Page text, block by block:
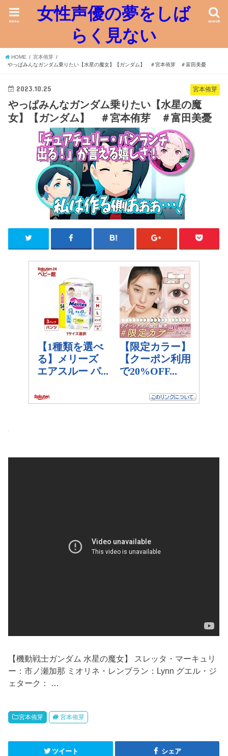
女性声優の夢をしば
らく見ない
search
menu
HOME
宮本侑芽
やっぱみんなガンダム乗りたい【水星の魔女】【ガンダム】 ＃宮本侑芽 ＃富田美憂
宮本侑芽
2023.10.25
やっぱみんなガンダム乗りたい【水星の魔
女】【ガンダム】 ＃宮本侑芽 ＃富田美憂
【機動戦士ガンダム 水星の魔女】 スレッタ・マーキュリ
ー：市ノ瀬加那 ミオリネ・レンブラン：Lynn グエル・ジ
ェターク： …
宮本侑芽 宮本侑芽
ツイート シェア